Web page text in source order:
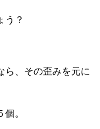
う？
ら、その歪みを元に
。